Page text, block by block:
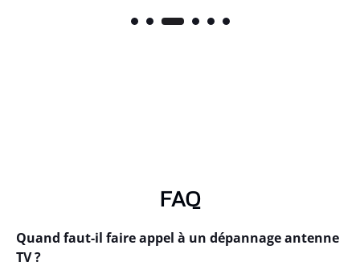
FAQ
Quand faut-il faire appel à un dépannage antenne
TV ?